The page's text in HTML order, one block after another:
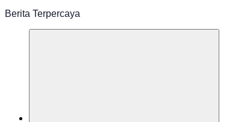
Berita Terpercaya